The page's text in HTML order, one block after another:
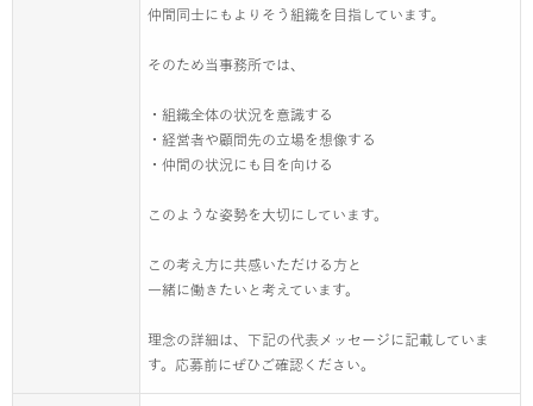
仲間同士にもよりそう組織を目指しています。
そのため当事務所では、
・組織全体の状況を意識する
・経営者や顧問先の立場を想像する
・仲間の状況にも目を向ける
このような姿勢を大切にしています。
この考え方に共感いただける方と
一緒に働きたいと考えています。
理念の詳細は、下記の代表メッセージに記載していま
す。応募前にぜひご確認ください。